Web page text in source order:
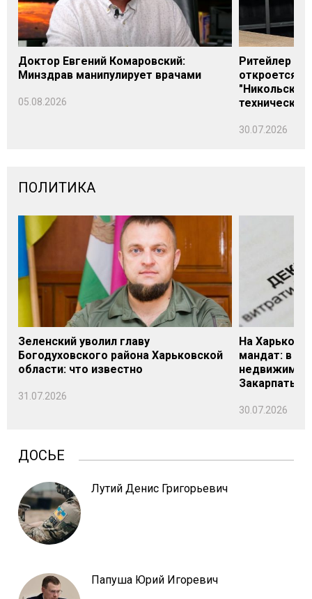
Доктор Евгений Комаровский:
Минздрав манипулирует врачами
05.08.2026
Ритейлер
откроется
технических
30.07.2026
ПОЛИТИКА
Зеленский уволил главу
Богодуховского района Харьковской
области: что известно
31.07.2026
На
мандат: в
Закарпатье
30.07.2026
ДОСЬЕ
Лутий Денис Григорьевич
Папуша Юрий Игоревич